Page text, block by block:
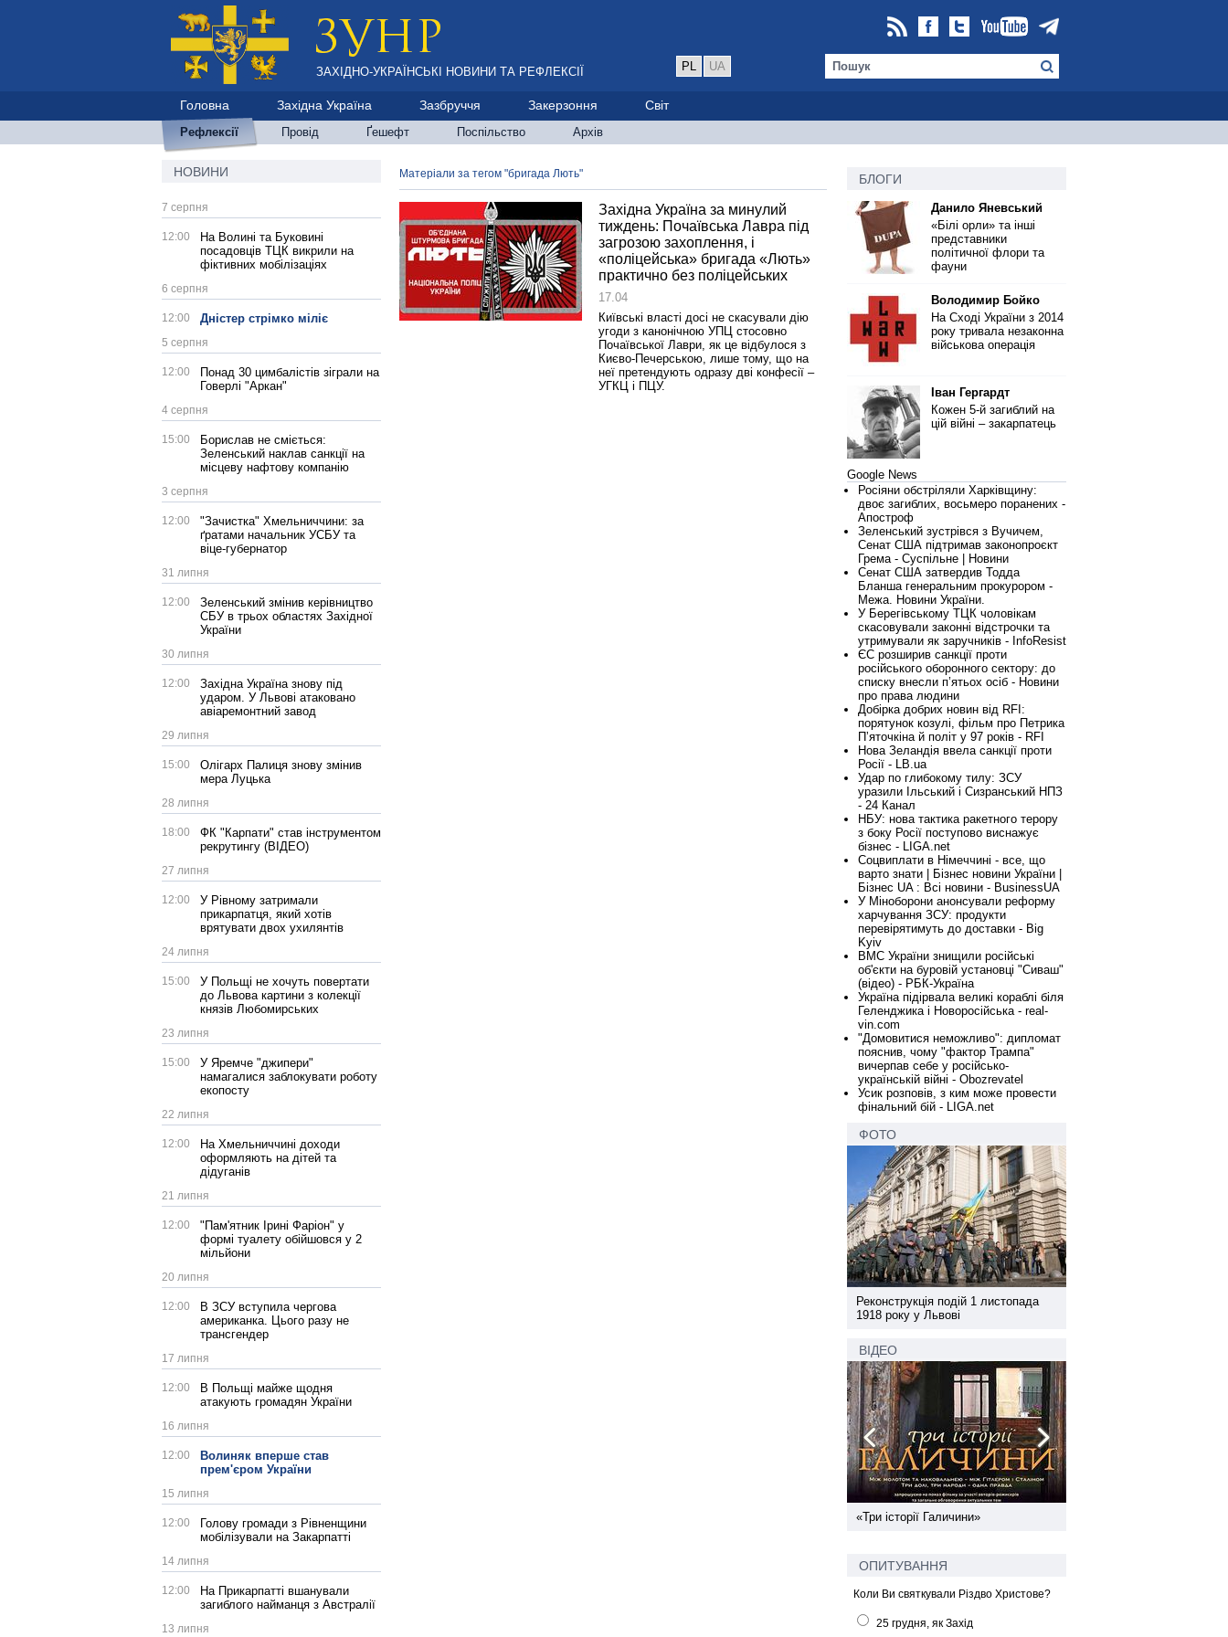
ЗАХІДНО-УКРАЇНСЬКІ НОВИНИ ТА РЕФЛЕКСІЇ PL UA
Головна Західна Україна Зазбруччя Закерзоння Світ
Рефлексії Провід Ґешефт Поспільство Архів
НОВИНИ
7 серпня
12:00
На Волині та Буковині
посадовців ТЦК викрили на
фіктивних мобілізаціях
6 серпня
12:00 Дністер стрімко міліє
5 серпня
12:00
Понад 30 цимбалістів зіграли на
Говерлі "Аркан"
4 серпня
15:00
Борислав не сміється:
Зеленський наклав санкції на
місцеву нафтову компанію
3 серпня
12:00
"Зачистка" Хмельниччини: за
ґратами начальник УСБУ та
віце-губернатор
31 липня
12:00
Зеленський змінив керівництво
СБУ в трьох областях Західної
України
30 липня
12:00
Західна Україна знову під
ударом. У Львові атаковано
авіаремонтний завод
29 липня
15:00
Олігарх Палиця знову змінив
мера Луцька
28 липня
18:00
ФК "Карпати" став інструментом
рекрутингу (ВІДЕО)
27 липня
12:00
У Рівному затримали
прикарпатця, який хотів
врятувати двох ухилянтів
24 липня
15:00
У Польщі не хочуть повертати
до Львова картини з колекції
князів Любомирських
23 липня
15:00
У Яремче "джипери"
намагалися заблокувати роботу
екопосту
22 липня
12:00
На Хмельниччині доходи
оформляють на дітей та
дідуганів
21 липня
12:00
"Пам'ятник Ірині Фаріон" у
формі туалету обійшовся у 2
мільйони
20 липня
12:00
В ЗСУ вступила чергова
американка. Цього разу не
трансгендер
17 липня
12:00
В Польщі майже щодня
атакують громадян України
16 липня
12:00
Волиняк вперше став
прем'єром України
15 липня
12:00
Голову громади з Рівненщини
мобілізували на Закарпатті
14 липня
12:00
На Прикарпатті вшанували
загиблого найманця з Австралії
13 липня
Матеріали за тегом "бригада Лють"
Західна Україна за минулий
тиждень: Почаївська Лавра під
загрозою захоплення, і
«поліцейська» бригада «Лють»
практично без поліцейських
17.04
Київські власті досі не скасували дію
угоди з канонічною УПЦ стосовно
Почаївської Лаври, як це відбулося з
Києво-Печерською, лише тому, що на
неї претендують одразу дві конфесії –
УГКЦ і ПЦУ.
БЛОГИ
Данило Яневський
«Білі орли» та інші
представники
політичної флори та
фауни
Володимир Бойко
На Сході України з 2014
року тривала незаконна
військова операція
Іван Гергардт
Кожен 5-й загиблий на
цій війні – закарпатець
Google News
Росіяни обстріляли Харківщину:
двоє загиблих, восьмеро поранених -
Апостроф
Зеленський зустрівся з Вучичем,
Сенат США підтримав законопроєкт
Грема - Суспільне | Новини
Сенат США затвердив Тодда
Бланша генеральним прокурором -
Межа. Новини України.
У Берегівському ТЦК чоловікам
скасовували законні відстрочки та
утримували як заручників - InfoResist
ЄС розширив санкції проти
російського оборонного сектору: до
списку внесли п’ятьох осіб - Новини
про права людини
Добірка добрих новин від RFI:
порятунок козулі, фільм про Петрика
Пʼяточкіна й політ у 97 років - RFI
Нова Зеландія ввела санкції проти
Росії - LB.ua
Удар по глибокому тилу: ЗСУ
уразили Ільський і Сизранський НПЗ
- 24 Канал
НБУ: нова тактика ракетного терору
з боку Росії поступово виснажує
бізнес - LIGA.net
Соцвиплати в Німеччині - все, що
варто знати | Бізнес новини України |
Бізнес UA : Всі новини - BusinessUA
У Міноборони анонсували реформу
харчування ЗСУ: продукти
перевірятимуть до доставки - Big
Kyiv
ВМС України знищили російські
об'єкти на буровій установці "Сиваш"
(відео) - РБК-Україна
Україна підірвала великі кораблі біля
Геленджика і Новоросійська - real-
vin.com
"Домовитися неможливо": дипломат
пояснив, чому "фактор Трампа"
вичерпав себе у російсько-
українській війні - Obozrevatel
Усик розповів, з ким може провести
фінальний бій - LIGA.net
ФОТО
Реконструкція подій 1 листопада
1918 року у Львові
ВІДЕО
«Три історії Галичини»
ОПИТУВАННЯ
Коли Ви святкували Різдво Христове?
25 грудня, як Захід